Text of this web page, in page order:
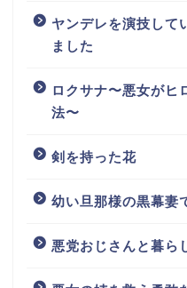
ヤンデレを演技して
ました
ロクサナ〜悪女がヒ
法〜
剣を持った花
幼い旦那様の黒幕妻
悪党おじさんと暮ら